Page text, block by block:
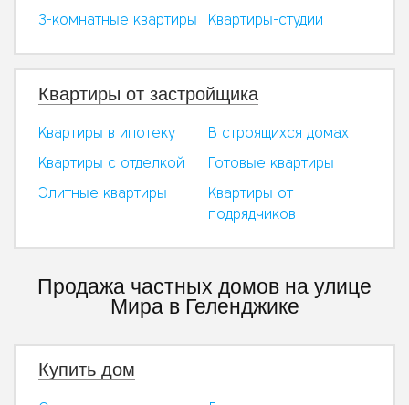
3-комнатные квартиры Квартиры-студии
Квартиры от застройщика
Квартиры в ипотеку
Квартиры с отделкой
Элитные квартиры
В строящихся домах
Готовые квартиры
Квартиры от
подрядчиков
Продажа частных домов на улице
Мира в Геленджике
Купить дом